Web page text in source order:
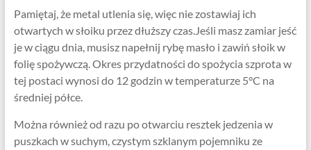
Pamiętaj, że metal utlenia się, więc nie zostawiaj ich
otwartych w słoiku przez dłuższy czas.Jeśli masz zamiar jeść
je w ciągu dnia, musisz napełnij rybę masło i zawiń słoik w
folię spożywczą. Okres przydatności do spożycia szprota w
tej postaci wynosi do 12 godzin w temperaturze 5°C na
średniej półce.
Można również od razu po otwarciu resztek jedzenia w
puszkach w suchym, czystym szklanym pojemniku ze